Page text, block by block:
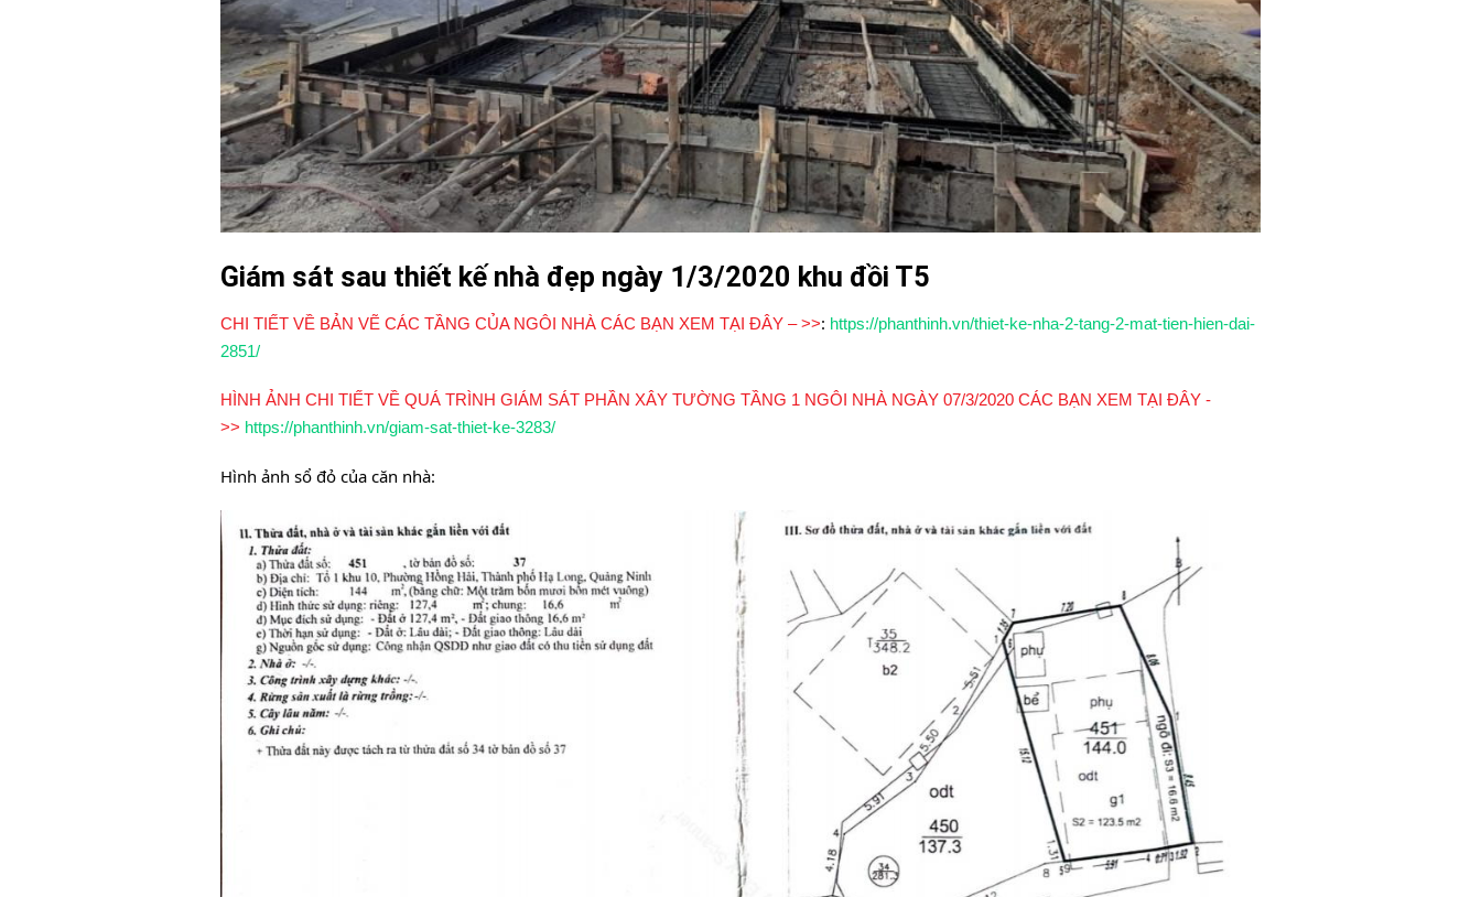
Giám sát sau thiết kế nhà đẹp ngày 1/3/2020 khu đồi T5
CHI TIẾT VỀ BẢN VẼ CÁC TẦNG CỦA NGÔI NHÀ CÁC BẠN XEM TẠI ĐÂY – >>: https://phanthinh.vn/thiet-ke-nha-2-tang-2-mat-tien-hien-dai-
2851/
HÌNH ẢNH CHI TIẾT VỀ QUÁ TRÌNH GIÁM SÁT PHẦN XÂY TƯỜNG TẦNG 1 NGÔI NHÀ NGÀY 07/3/2020 CÁC BẠN XEM TẠI ĐÂY -
>> https://phanthinh.vn/giam-sat-thiet-ke-3283/
Hình ảnh sổ đỏ của căn nhà: